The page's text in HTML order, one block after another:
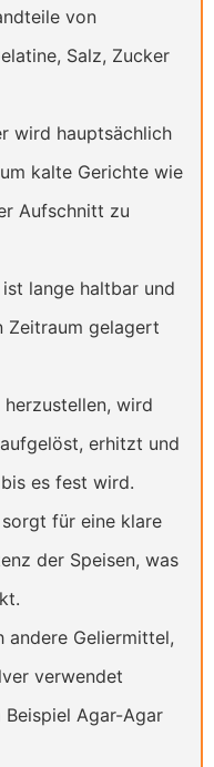
von
Salz, Zucker
wird hauptsächlich
kalte Gerichte wie
Aufschnitt zu
lange haltbar und
Zeitraum gelagert
herzustellen, wird
erhitzt und
es fest wird.
für eine klare
der Speisen, was
andere Geliermittel,
verwendet
Agar-Agar